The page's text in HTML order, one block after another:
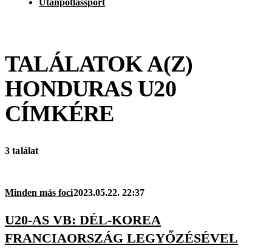
Utánpótlássport
TALÁLATOK A(Z)
HONDURAS U20
CÍMKÉRE
3 találat
Minden más foci2023.05.22. 22:37
U20-AS VB: DÉL-KOREA
FRANCIAORSZÁG LEGYŐZÉSÉVEL